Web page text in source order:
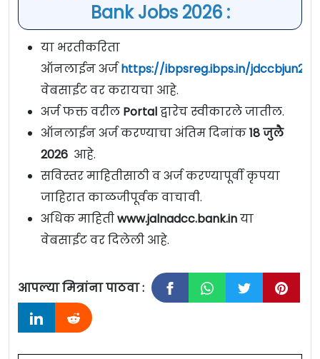
Bank Jobs 2026 :
या भरतीकरिता
ऑनलाईन अर्जhttps://ibpsreg.ibps.in/jdccbjun26/
वेबसाईट वर करायचा आहे.
अर्ज फक्त वरील Portalद्वारेच स्वीकारले जातील.
ऑनलाईन अर्ज करण्याचा अंतिम दिनांक18 जुलै
2026 आहे.
सविस्तर माहितीसाठी व अर्ज करण्यापूर्वी कृपया
जाहिरात काळजीपूर्वक वाचावी.
अधिक माहितीwww.jalnadcc.bank.inया
वेबसाईट वर दिलेली आहे.
आपल्या मित्रांना पाठवा :